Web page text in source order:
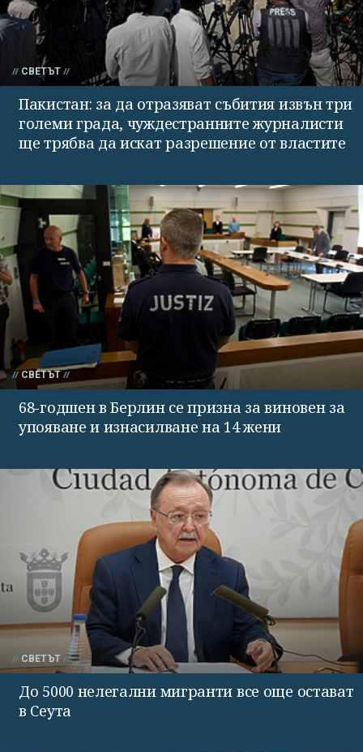
СВЕТЪТ
Пакистан: за да отразяват събития извън три
големи града, чуждестранните журналисти
ще трябва да искат разрешение от властите
СВЕТЪТ
68-годшен в Берлин се призна за виновен за
упояване и изнасилване на 14 жени
СВЕТЪТ
До 5000 нелегални мигранти все още остават
в Сеута